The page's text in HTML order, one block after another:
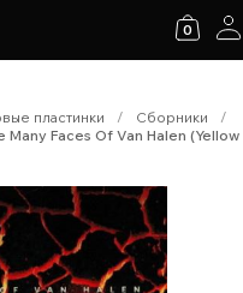
0
пластинки / Сборники
/
Faces Of Van Halen (Yellow